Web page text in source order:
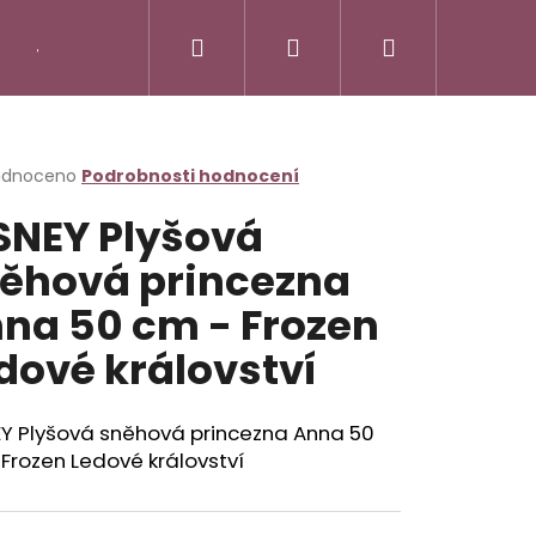
Jak vycvičit draka Little Pet Shop - LPS
Přihlášení
Podrobnosti hodnocení
Plyšová
princezna
50 cm - Frozen
království
Plyšová sněhová princezna Anna 50
Ledové království